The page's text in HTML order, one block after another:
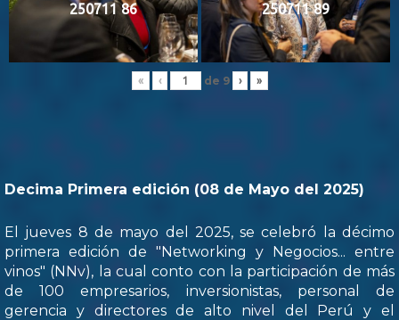
250711 86 250711 89
« ‹ de 9 › »
Decima Primera edición (08 de Mayo del 2025)
El jueves 8 de mayo del 2025, se celebró la décimo
primera edición de "Networking y Negocios... entre
vinos" (NNv), la cual conto con la participación de más
de 100 empresarios, inversionistas, personal de
gerencia y directores de alto nivel del Perú y el